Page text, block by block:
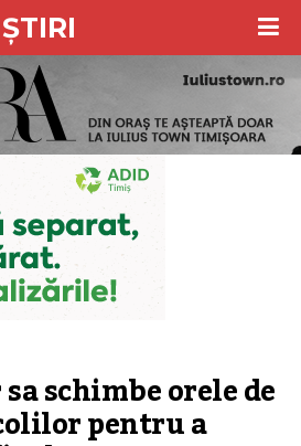
schimbe orele de
pentru a